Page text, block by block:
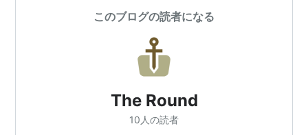
このブログの読者になる
The Round
10人の読者